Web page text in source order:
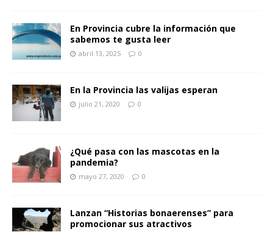
En Provincia cubre la información que
sabemos te gusta leer
abril 13, 2025 0
En la Provincia las valijas esperan
julio 21, 2020 0
¿Qué pasa con las mascotas en la
pandemia?
mayo 27, 2020 0
Lanzan “Historias bonaerenses” para
promocionar sus atractivos